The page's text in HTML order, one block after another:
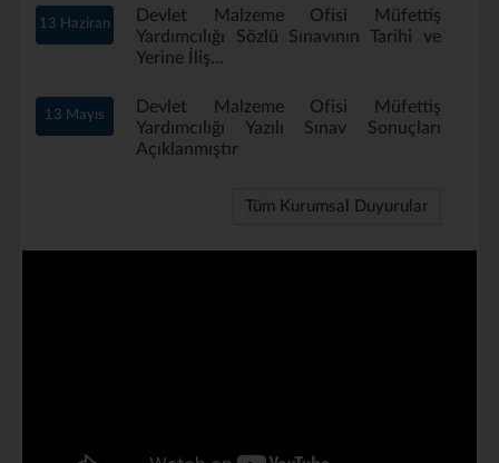
13 Haziran
Devlet Malzeme Ofisi Müfettiş
Yardımcılığı Sözlü Sınavının Tarihi ve
Yerine İliş...
13 Mayıs
Devlet Malzeme Ofisi Müfettiş
Yardımcılığı Yazılı Sınav Sonuçları
Açıklanmıştır
Tüm Kurumsal Duyurular